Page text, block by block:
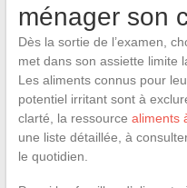
ménager son
Dès la sortie de l’examen,
met dans son assiette limite
Les aliments connus pour
potentiel irritant sont à
clarté, la ressource aliments
une liste détaillée, à
le quotidien.